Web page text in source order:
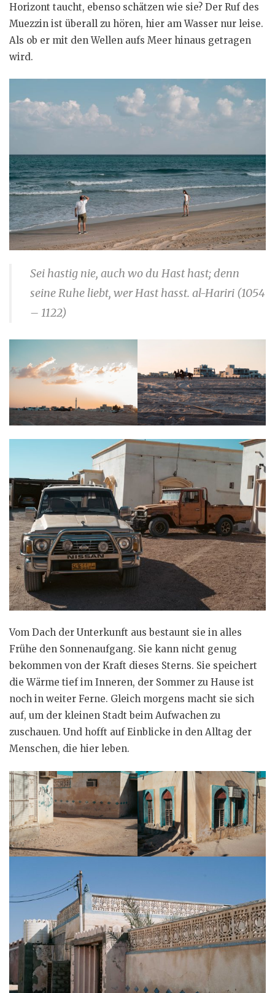
Horizont taucht, ebenso schätzen wie sie? Der Ruf des
Muezzin ist überall zu hören, hier am Wasser nur leise.
Als ob er mit den Wellen aufs Meer hinaus getragen
wird.
Sei hastig nie, auch wo du Hast hast; denn
seine Ruhe liebt, wer Hast hasst. al-Hariri (1054
– 1122)
Vom Dach der Unterkunft aus bestaunt sie in alles
Frühe den Sonnenaufgang. Sie kann nicht genug
bekommen von der Kraft dieses Sterns. Sie speichert
die Wärme tief im Inneren, der Sommer zu Hause ist
noch in weiter Ferne. Gleich morgens macht sie sich
auf, um der kleinen Stadt beim Aufwachen zu
zuschauen. Und hofft auf Einblicke in den Alltag der
Menschen, die hier leben.